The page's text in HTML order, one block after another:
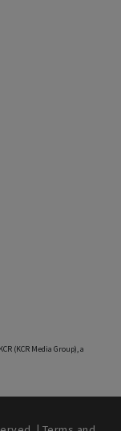
(KCR Media Group), a